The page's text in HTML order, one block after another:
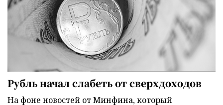
Рубль начал слабеть от сверхдоходов
На фоне новостей от Минфина, который